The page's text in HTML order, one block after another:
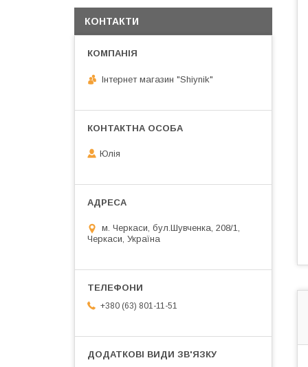
КОНТАКТИ
Інтернет магазин "Shiynik"
Юлія
м. Черкаси, бул.Шувченка, 208/1,
Черкаси, Україна
+380 (63) 801-11-51